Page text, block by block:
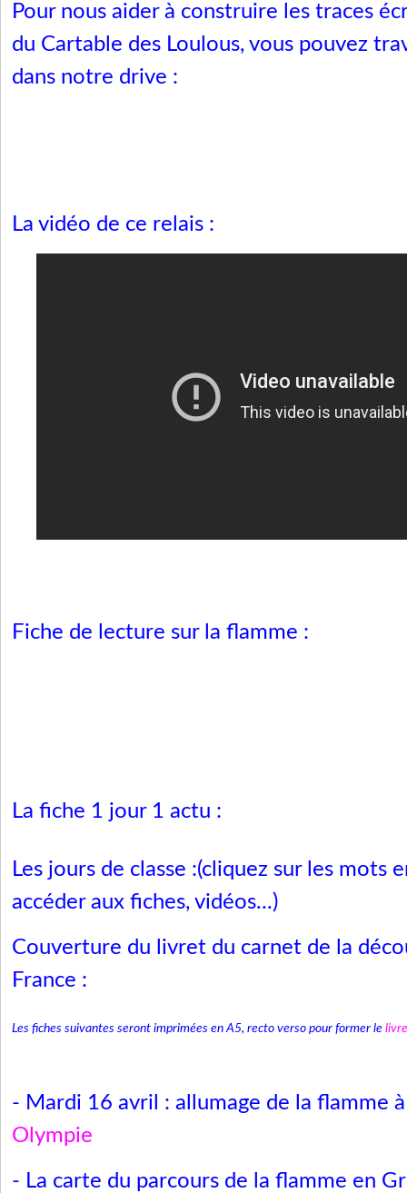
Pour nous aider à construire les traces
du Cartable des Loulous, vous pouvez
dans notre drive :
La vidéo de ce relais :
Fiche de lecture sur la flamme :
La fiche 1 jour 1 actu :
Les jours de classe :(cliquez sur les mots
accéder aux fiches, vidéos...)
Couverture du livret du carnet de la
France :
Les fiches suivantes seront imprimées en A5, recto verso pour former le
- Mardi 16 avril : allumage de la flamme
Olympie
- La carte du parcours de la flamme en